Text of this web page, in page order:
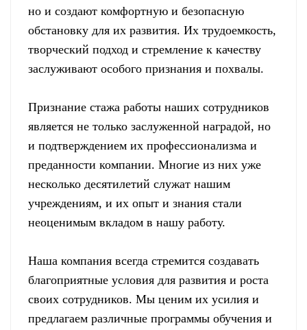
но и создают комфортную и безопасную
обстановку для их развития. Их трудоемкость,
творческий подход и стремление к качеству
заслуживают особого признания и похвалы.
Признание стажа работы наших сотрудников
является не только заслуженной наградой, но
и подтверждением их профессионализма и
преданности компании. Многие из них уже
несколько десятилетий служат нашим
учреждениям, и их опыт и знания стали
неоценимым вкладом в нашу работу.
Наша компания всегда стремится создавать
благоприятные условия для развития и роста
своих сотрудников. Мы ценим их усилия и
предлагаем различные программы обучения и